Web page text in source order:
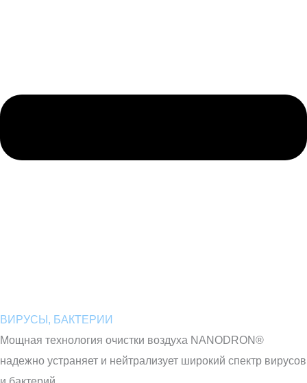
ВИРУСЫ, БАКТЕРИИ
Мощная технология очистки воздуха NANODRON®
надежно устраняет и нейтрализует широкий спектр вирусов